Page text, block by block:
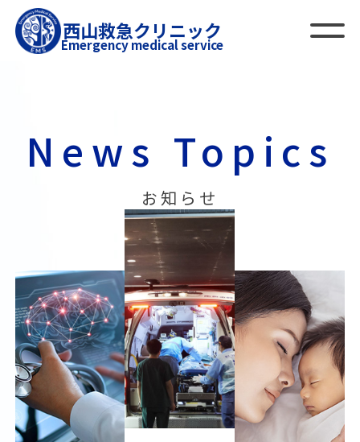
西山救急クリニック
Emergency medical service
News Topics
お知らせ